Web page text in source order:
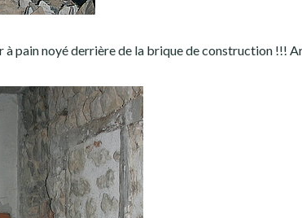
à pain noyé derrière de la brique de construction !!!